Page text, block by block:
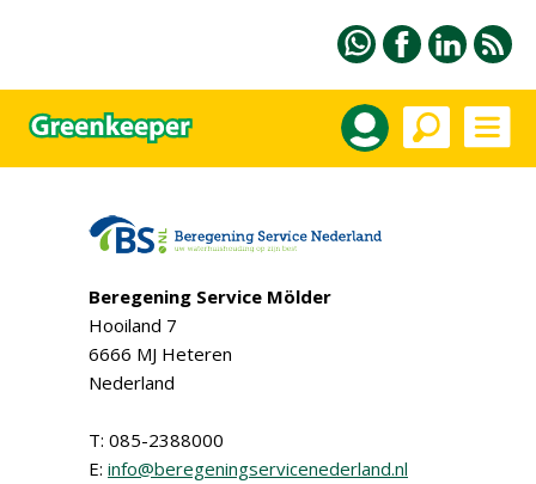
Beregening Service Mölder
Hooiland 7
6666 MJ Heteren
Nederland
T: 085-2388000
E: info@beregeningservicenederland.nl